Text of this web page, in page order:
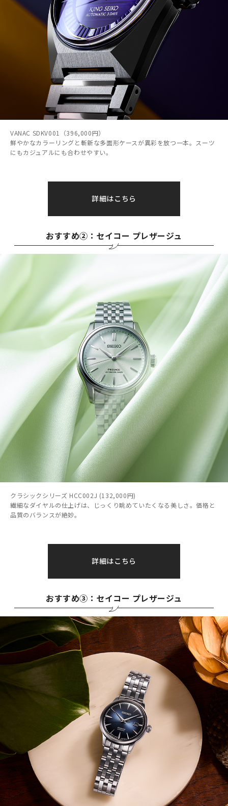
VANAC SDKV001（396,000円）
鮮やかなカラーリングと斬新な多面形ケースが異彩を放つ一本。スーツ
にもカジュアルにも合わせやすい。
詳細はこちら
おすすめ②：セイコー プレザージュ
クラシックシリーズ HCC002J (132,000円)
繊細なダイヤルの仕上げは、じっくり眺めていたくなる美しさ。価格と
品質のバランスが絶妙。
詳細はこちら
おすすめ③：セイコー プレザージュ